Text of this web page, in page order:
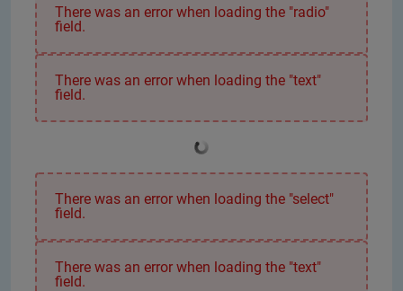
There was an error when loading the "radio"
field.
There was an error when loading the "text"
field.
There was an error when loading the "select"
field.
There was an error when loading the "text"
field.